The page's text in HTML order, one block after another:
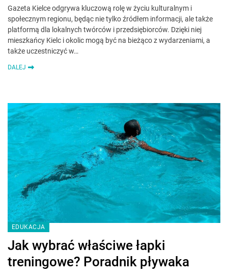
Gazeta Kielce odgrywa kluczową rolę w życiu kulturalnym i
społecznym regionu, będąc nie tylko źródłem informacji, ale także
platformą dla lokalnych twórców i przedsiębiorców. Dzięki niej
mieszkańcy Kielc i okolic mogą być na bieżąco z wydarzeniami, a
także uczestniczyć w…
DALEJ
EDUKACJA
Jak wybrać właściwe łapki
treningowe? Poradnik pływaka